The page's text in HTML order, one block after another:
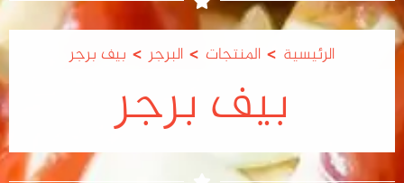
الرئيسية > المنتجات > البرجر > بيف برجر
بيف برجر